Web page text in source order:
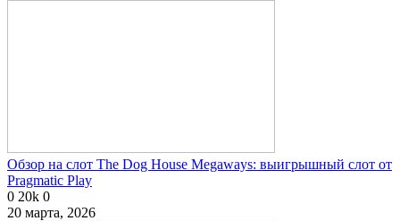
Обзор на слот The Dog House Megaways: выигрышный слот от
Pragmatic Play
0 20k 0
20 марта, 2026